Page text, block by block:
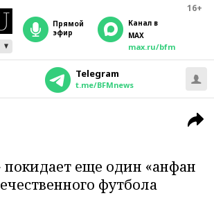
16+
прямой
эфир
Канал в
MAX
max.ru/bfm
Telegram
t.me/BFMnews
еще один «анфан
футбола